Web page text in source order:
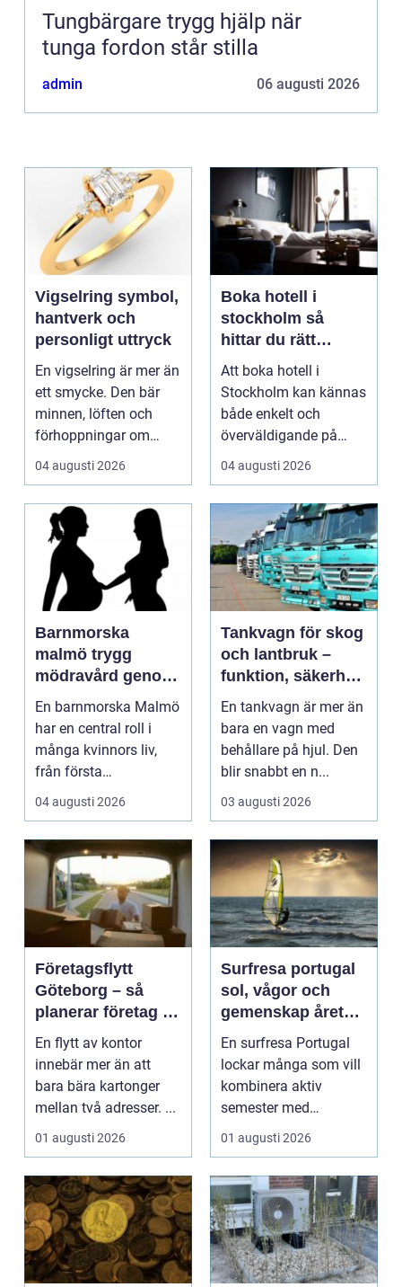
Tungbärgare trygg hjälp när
tunga fordon står stilla
admin 06 augusti 2026
Vigselring symbol,
hantverk och
personligt uttryck
En vigselring är mer än
ett smycke. Den bär
minnen, löften och
förhoppningar om
framtiden. Formen är...
04 augusti 2026
Boka hotell i
stockholm så
hittar du rätt
boende för din
vistelse
Att boka hotell i
Stockholm kan kännas
både enkelt och
överväldigande på
samma gång. Utbudet
är stor...
04 augusti 2026
Barnmorska
malmö trygg
mödravård genom
hela livet
En barnmorska Malmö
har en central roll i
många kvinnors liv,
från första
preventivmedelsrådgiv
ninge...
04 augusti 2026
Tankvagn för skog
och lantbruk –
funktion, säkerhet
och smarta val
En tankvagn är mer än
bara en vagn med
behållare på hjul. Den
blir snabbt en n...
03 augusti 2026
Företagsflytt
Göteborg – så
planerar företag en
smidig och trygg
flytt
En flytt av kontor
innebär mer än att
bara bära kartonger
mellan två adresser. ...
01 augusti 2026
Surfresa portugal
sol, vågor och
gemenskap året
runt
En surfresa Portugal
lockar många som vill
kombinera aktiv
semester med
avkoppling, god mat
och enke...
01 augusti 2026